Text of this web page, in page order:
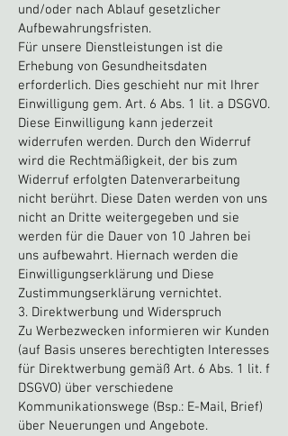
und/oder nach Ablauf gesetzlicher
Aufbewahrungsfristen.
Für unsere Dienstleistungen ist die
Erhebung von Gesundheitsdaten
erforderlich. Dies geschieht nur mit Ihrer
Einwilligung gem. Art. 6 Abs. 1 lit. a DSGVO.
Diese Einwilligung kann jederzeit
widerrufen werden. Durch den Widerruf
wird die Rechtmäßigkeit, der bis zum
Widerruf erfolgten Datenverarbeitung
nicht berührt. Diese Daten werden von uns
nicht an Dritte weitergegeben und sie
werden für die Dauer von 10 Jahren bei
uns aufbewahrt. Hiernach werden die
Einwilligungserklärung und Diese
Zustimmungserklärung vernichtet.
3. Direktwerbung und Widerspruch
Zu Werbezwecken informieren wir Kunden
(auf Basis unseres berechtigten Interesses
für Direktwerbung gemäß Art. 6 Abs. 1 lit. f
DSGVO) über verschiedene
Kommunikationswege (Bsp.: E-Mail, Brief)
über Neuerungen und Angebote.